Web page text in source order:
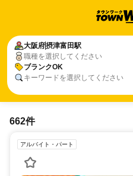
大阪府摂津富田駅
職種を選択してください
ブランクOK
キーワードを選択してください
662件
アルバイト・パート